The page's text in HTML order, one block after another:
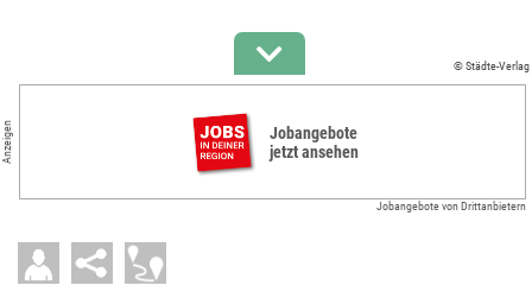
© Städte-Verlag
Anzeigen
Jobangebote
jetzt ansehen
Jobangebote von Drittanbietern